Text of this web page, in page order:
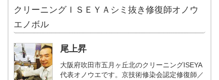
クリーニングＩＳＥＹＡシミ抜き修復師オノウ
エノボル
尾上昇
大阪府吹田市五月ヶ丘北のクリーニングISEYA
代表オノウエです。京技術修染会認定修復師／